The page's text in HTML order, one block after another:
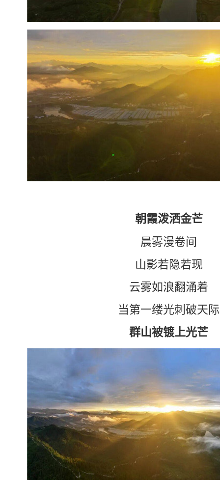
朝霞泼洒金芒
晨雾漫卷间
山影若隐若现
云雾如浪翻涌着
当第一缕光刺破天际
群山被镀上光芒